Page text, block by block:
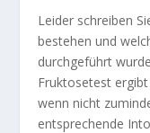
Leider schreiben
bestehen und
durchgeführt
Fruktosetest
wenn nicht
entsprechende